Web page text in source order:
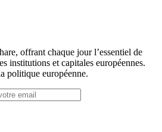
offrant chaque jour l’essentiel de
institutions et capitales européennes.
politique européenne.